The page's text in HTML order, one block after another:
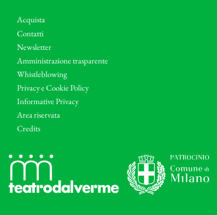
Acquista
Contatti
Newsletter
Amministrazione trasparente
Whistleblowing
Privacy e Cookie Policy
Informative Privacy
Area riservata
Credits